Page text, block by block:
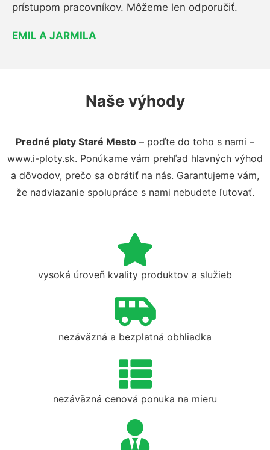
prístupom pracovníkov. Môžeme len odporučiť.
EMIL A JARMILA
Naše výhody
Predné ploty Staré Mesto – poďte do toho s nami –
www.i-ploty.sk. Ponúkame vám prehľad hlavných výhod
a dôvodov, prečo sa obrátiť na nás. Garantujeme vám,
že nadviazanie spolupráce s nami nebudete ľutovať.
vysoká úroveň kvality produktov a služieb
nezáväzná a bezplatná obhliadka
nezáväzná cenová ponuka na mieru